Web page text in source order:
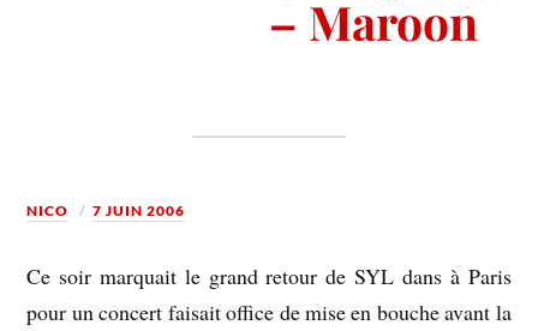
– Maroon
NICO 7 JUIN 2006
Ce soir marquait le grand retour de SYL dans à Paris
pour un concert faisait office de mise en bouche avant la